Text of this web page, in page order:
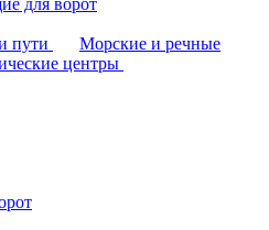
пути
Морские и речные
центры